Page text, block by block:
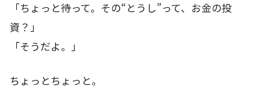
「ちょっと待って。その“とうし”って、お金の投
資？」
「そうだよ。」
ちょっとちょっと。